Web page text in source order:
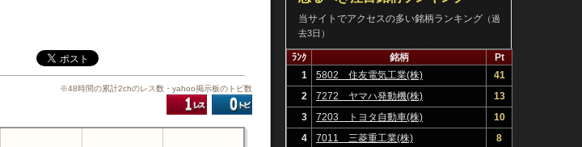
※48時間の累計2chのレス数・yahoo掲示板のトピ数
当サイトでアクセスの多い銘柄ランキング（過
去3日）
ﾗﾝｸ 銘柄
Pt
1
5802 住友電気工業(株)
41
2
7272 ヤマハ発動機(株)
13
3
7203 トヨタ自動車(株)
10
4
7011 三菱重工業(株)
8